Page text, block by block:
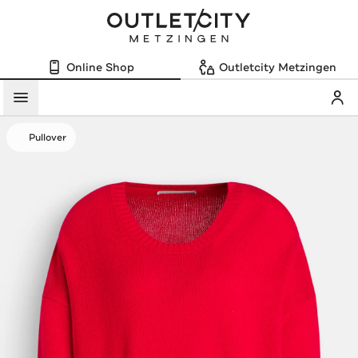
Online Shop Outletcity Metzingen
Menü
Pullover